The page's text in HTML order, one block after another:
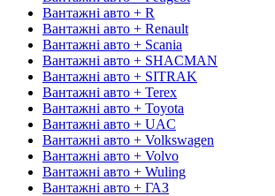
Вантажні авто + R
Вантажні авто + Renault
Вантажні авто + Scania
Вантажні авто + SHACMAN
Вантажні авто + SITRAK
Вантажні авто + Terex
Вантажні авто + Toyota
Вантажні авто + UAC
Вантажні авто + Volkswagen
Вантажні авто + Volvo
Вантажні авто + Wuling
Вантажні авто + ГАЗ